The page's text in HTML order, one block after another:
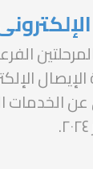
الخدمات